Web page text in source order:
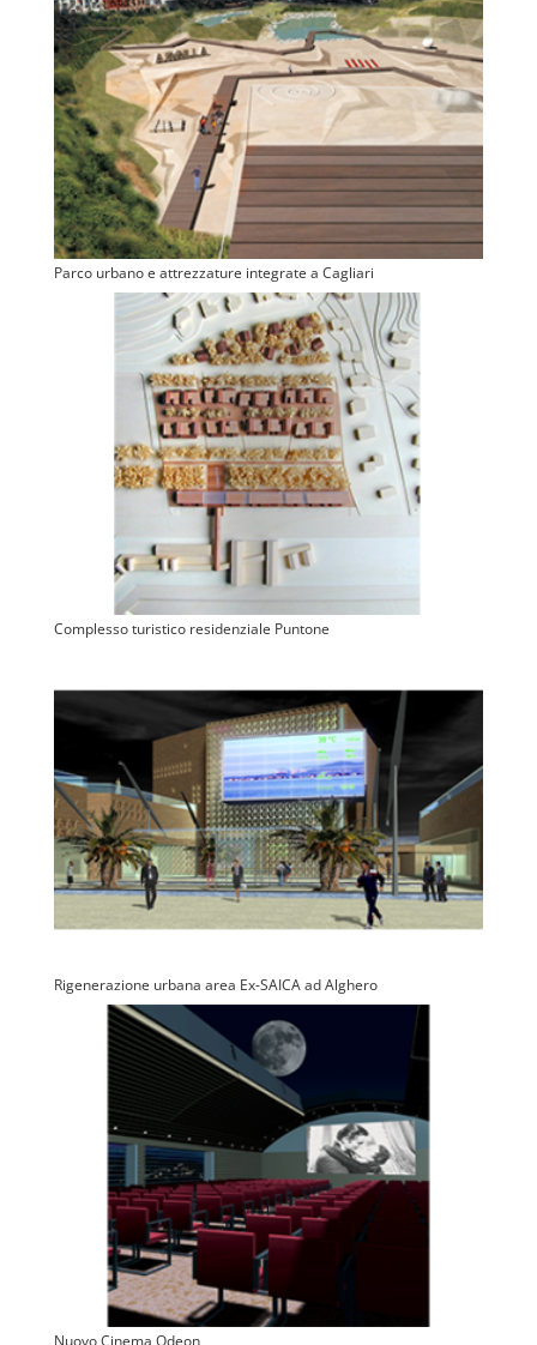
Parco urbano e attrezzature integrate a Cagliari
Complesso turistico residenziale Puntone
Rigenerazione urbana area Ex-SAICA ad Alghero
Nuovo Cinema Odeon